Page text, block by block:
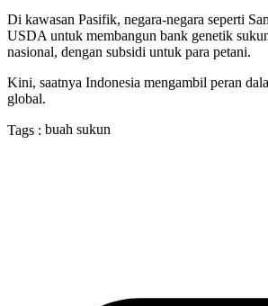
Di kawasan Pasifik, negara-negara seperti
USDA untuk membangun bank genetik
nasional, dengan subsidi untuk para petani.
Kini, saatnya Indonesia mengambil peran
global.
Tags : buah sukun